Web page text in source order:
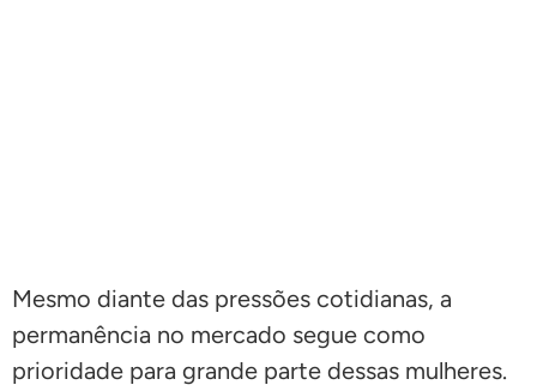
Mesmo diante das pressões cotidianas, a
permanência no mercado segue como
prioridade para grande parte dessas mulheres.